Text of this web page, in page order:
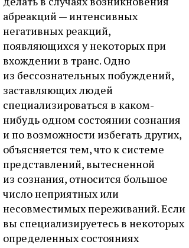
абреакций — интенсивных
негативных реакций,
появляющихся у некоторых при
вхождении в транс. Одно
из бессознательных побуждений,
заставляющих людей
специализироваться в каком-
нибудь одном состоянии сознания
и по возможности избегать других,
объясняется тем, что к системе
представлений, вытесненной
из сознания, относится большое
число неприятных или
несовместимых переживаний. Если
вы специализируетесь в некоторых
определенных состояниях